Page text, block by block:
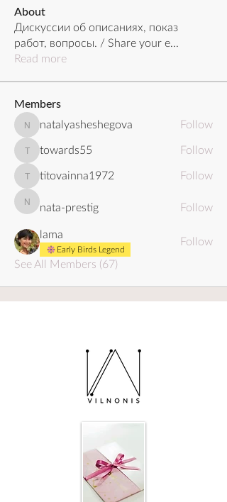
About
Дискуссии об описаниях, показ
работ, вопросы. / Share your e...
Read more
Members
natalyasheshegova
natalyasheshegova Follow
towards55
towards55 Follow
titovainna1972
titovainna1972 Follow
nata-prestig
nata-prestig Follow
lama
Early Birds Legend
Follow
See All Members (67)